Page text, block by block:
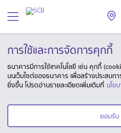
การใช้และการจัดการคุกกี้
ธนาคารมีการใช้เทคโนโลยี เช่น คุกกี้
บนเว็บไซต์ของธนาคาร เพื่อสร้างประสบก
ยิ่งขึ้น โปรดอ่านรายละเอียดเพิ่มเติมที่ นโย
ยอมรับ